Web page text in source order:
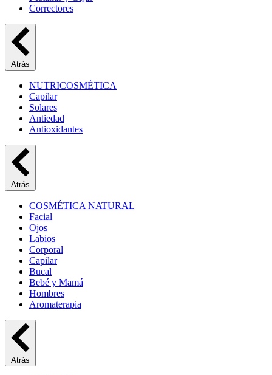
Correctores
Atrás
NUTRICOSMÉTICA
Capilar
Solares
Antiedad
Antioxidantes
Atrás
COSMÉTICA NATURAL
Facial
Ojos
Labios
Corporal
Capilar
Bucal
Bebé y Mamá
Hombres
Aromaterapia
Atrás